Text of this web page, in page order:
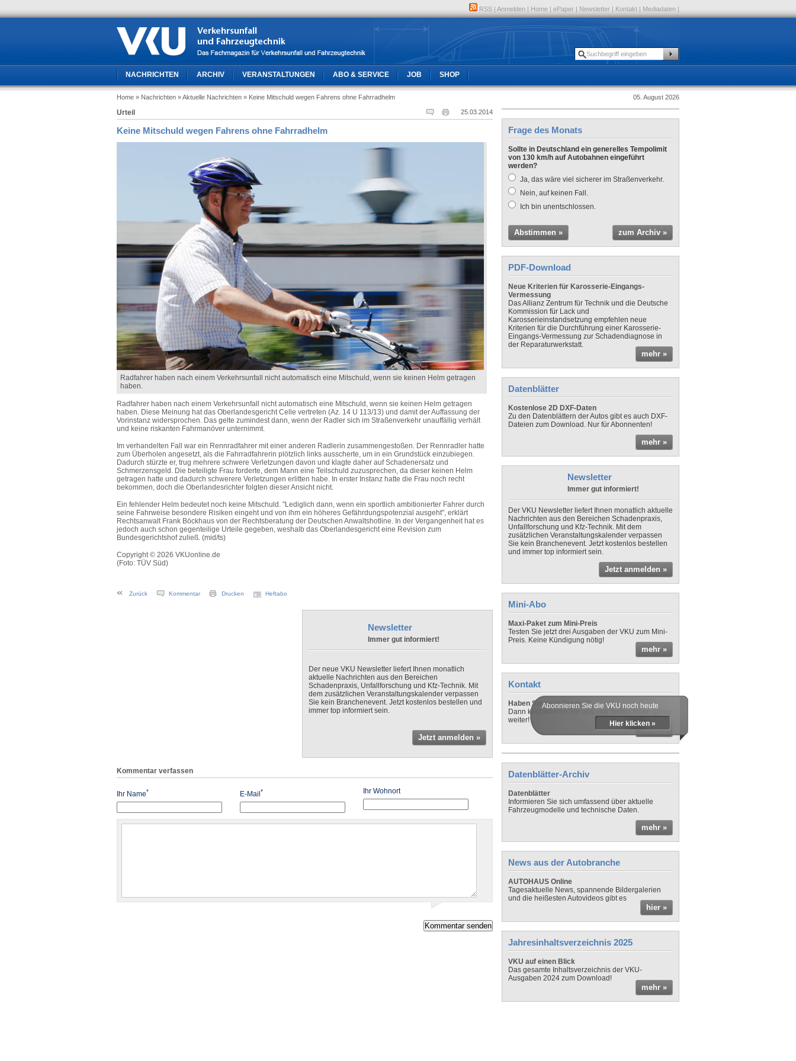
RSS | Anmelden | Home | ePaper | Newsletter | Kontakt | Mediadaten |
NACHRICHTEN ARCHIV VERANSTALTUNGEN ABO & SERVICE JOB SHOP
Home » Nachrichten » Aktuelle Nachrichten » Keine Mitschuld wegen Fahrens ohne Fahrradhelm 05. August 2026
25.03.2014
Urteil
Keine Mitschuld wegen Fahrens ohne Fahrradhelm
Radfahrer haben nach einem Verkehrsunfall nicht automatisch eine Mitschuld, wenn sie keinen Helm getragen
haben.
Radfahrer haben nach einem Verkehrsunfall nicht automatisch eine Mitschuld, wenn sie keinen Helm getragen
haben. Diese Meinung hat das Oberlandesgericht Celle vertreten (Az. 14 U 113/13) und damit der Auffassung der
Vorinstanz widersprochen. Das gelte zumindest dann, wenn der Radler sich im Straßenverkehr unauffällig verhält
und keine riskanten Fahrmanöver unternimmt.
Im verhandelten Fall war ein Rennradfahrer mit einer anderen Radlerin zusammengestoßen. Der Rennradler hatte
zum Überholen angesetzt, als die Fahrradfahrerin plötzlich links ausscherte, um in ein Grundstück einzubiegen.
Dadurch stürzte er, trug mehrere schwere Verletzungen davon und klagte daher auf Schadenersatz und
Schmerzensgeld. Die beteiligte Frau forderte, dem Mann eine Teilschuld zuzusprechen, da dieser keinen Helm
getragen hatte und dadurch schwerere Verletzungen erlitten habe. In erster Instanz hatte die Frau noch recht
bekommen, doch die Oberlandesrichter folgten dieser Ansicht nicht.
Ein fehlender Helm bedeutet noch keine Mitschuld. "Lediglich dann, wenn ein sportlich ambitionierter Fahrer durch
seine Fahrweise besondere Risiken eingeht und von ihm ein höheres Gefährdungspotenzial ausgeht", erklärt
Rechtsanwalt Frank Böckhaus von der Rechtsberatung der Deutschen Anwaltshotline. In der Vergangenheit hat es
jedoch auch schon gegenteilige Urteile gegeben, weshalb das Oberlandesgericht eine Revision zum
Bundesgerichtshof zuließ. (mid/ts)
Copyright © 2026 VKUonline.de
(Foto: TÜV Süd)
Zurück Kommentar Drucken Heftabo
Newsletter
Immer gut informiert!
Der neue VKU Newsletter liefert Ihnen monatlich
aktuelle Nachrichten aus den Bereichen
Schadenpraxis, Unfallforschung und Kfz-Technik. Mit
dem zusätzlichen Veranstaltungskalender verpassen
Sie kein Branchenevent. Jetzt kostenlos bestellen und
immer top informiert sein.
Jetzt anmelden »
Kommentar verfassen
Ihr Name* E-Mail * Ihr Wohnort
Frage des Monats
Sollte in Deutschland ein generelles Tempolimit
von 130 km/h auf Autobahnen eingeführt
werden?
Ja, das wäre viel sicherer im Straßenverkehr.
Nein, auf keinen Fall.
Ich bin unentschlossen.
Abstimmen » zum Archiv »
PDF-Download
Neue Kriterien für Karosserie-Eingangs-
Vermessung
Das Allianz Zentrum für Technik und die Deutsche
Kommission für Lack und
Karosserieinstandsetzung empfehlen neue
Kriterien für die Durchführung einer Karosserie-
Eingangs-Vermessung zur Schadendiagnose in
der Reparaturwerkstatt.
mehr »
Datenblätter
Kostenlose 2D DXF-Daten
Zu den Datenblättern der Autos gibt es auch DXF-
Dateien zum Download. Nur für Abonnenten!
mehr »
Newsletter
Immer gut informiert!
Der VKU Newsletter liefert Ihnen monatlich aktuelle
Nachrichten aus den Bereichen Schadenpraxis,
Unfallforschung und Kfz-Technik. Mit dem
zusätzlichen Veranstaltungskalender verpassen
Sie kein Branchenevent. Jetzt kostenlos bestellen
und immer top informiert sein.
Jetzt anmelden »
Mini-Abo
Maxi-Paket zum Mini-Preis
Testen Sie jetzt drei Ausgaben der VKU zum Mini-
Preis. Keine Kündigung nötig!
mehr »
Kontakt
Haben Sie noch Fragen?
Dann kontaktieren Sie uns - wir helfen Ihnen gerne
weiter!
mehr »
Abonnieren Sie die VKU noch heute
Hier klicken »
Datenblätter-Archiv
Datenblätter
Informieren Sie sich umfassend über aktuelle
Fahrzeugmodelle und technische Daten.
mehr »
News aus der Autobranche
AUTOHAUS Online
Tagesaktuelle News, spannende Bildergalerien
und die heißesten Autovideos gibt es
hier »
Jahresinhaltsverzeichnis 2025
VKU auf einen Blick
Das gesamte Inhaltsverzeichnis der VKU-
Ausgaben 2024 zum Download!
mehr »